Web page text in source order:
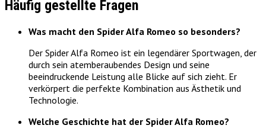
Häufig gestellte Fragen
Was macht den Spider Alfa Romeo so besonders?
Der Spider Alfa Romeo ist ein legendärer Sportwagen, der
durch sein atemberaubendes Design und seine
beeindruckende Leistung alle Blicke auf sich zieht. Er
verkörpert die perfekte Kombination aus Ästhetik und
Technologie.
Welche Geschichte hat der Spider Alfa Romeo?